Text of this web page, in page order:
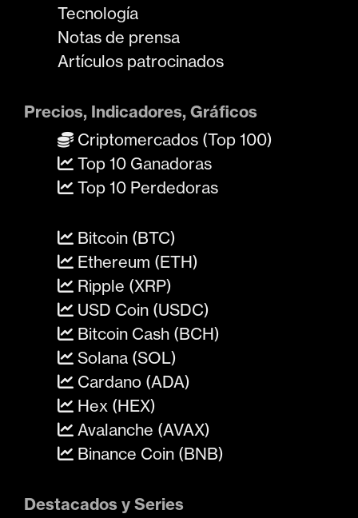
Tecnología
Notas de prensa
Artículos patrocinados
Precios, Indicadores, Gráficos
Criptomercados (Top 100)
Top 10 Ganadoras
Top 10 Perdedoras
Bitcoin (BTC)
Ethereum (ETH)
Ripple (XRP)
USD Coin (USDC)
Bitcoin Cash (BCH)
Solana (SOL)
Cardano (ADA)
Hex (HEX)
Avalanche (AVAX)
Binance Coin (BNB)
Destacados y Series